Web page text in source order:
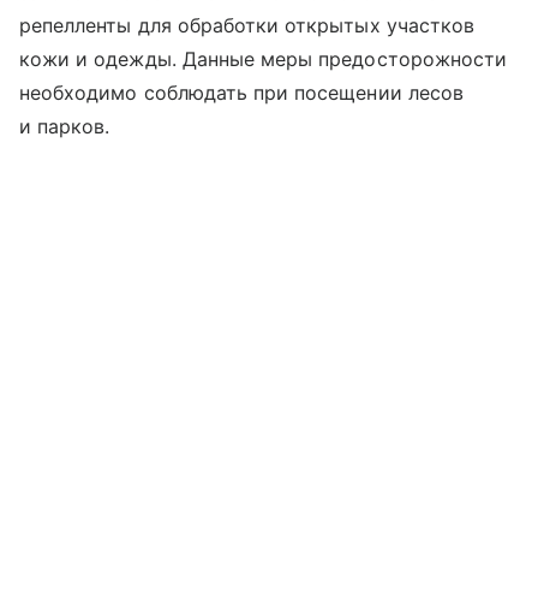
репелленты для обработки открытых участков
кожи и одежды. Данные меры предосторожности
необходимо соблюдать при посещении лесов
и парков.